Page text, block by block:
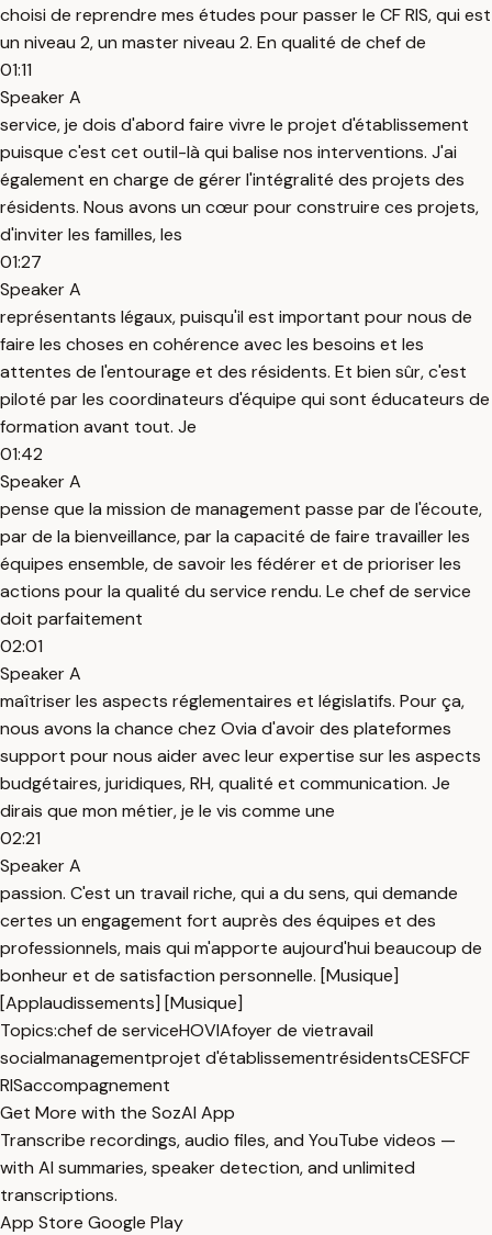
choisi de reprendre mes études pour passer le CF RIS, qui est
un niveau 2, un master niveau 2. En qualité de chef de
01:11
Speaker A
service, je dois d'abord faire vivre le projet d'établissement
puisque c'est cet outil-là qui balise nos interventions. J'ai
également en charge de gérer l'intégralité des projets des
résidents. Nous avons un cœur pour construire ces projets,
d'inviter les familles, les
01:27
Speaker A
représentants légaux, puisqu'il est important pour nous de
faire les choses en cohérence avec les besoins et les
attentes de l'entourage et des résidents. Et bien sûr, c'est
piloté par les coordinateurs d'équipe qui sont éducateurs de
formation avant tout. Je
01:42
Speaker A
pense que la mission de management passe par de l'écoute,
par de la bienveillance, par la capacité de faire travailler les
équipes ensemble, de savoir les fédérer et de prioriser les
actions pour la qualité du service rendu. Le chef de service
doit parfaitement
02:01
Speaker A
maîtriser les aspects réglementaires et législatifs. Pour ça,
nous avons la chance chez Ovia d'avoir des plateformes
support pour nous aider avec leur expertise sur les aspects
budgétaires, juridiques, RH, qualité et communication. Je
dirais que mon métier, je le vis comme une
02:21
Speaker A
passion. C'est un travail riche, qui a du sens, qui demande
certes un engagement fort auprès des équipes et des
professionnels, mais qui m'apporte aujourd'hui beaucoup de
bonheur et de satisfaction personnelle. [Musique]
[Applaudissements] [Musique]
Topics:chef de serviceHOVIAfoyer de vietravail
socialmanagementprojet d'établissementrésidentsCESFCF
RISaccompagnement
Get More with the SozAI App
Transcribe recordings, audio files, and YouTube videos —
with AI summaries, speaker detection, and unlimited
transcriptions.
App Store Google Play